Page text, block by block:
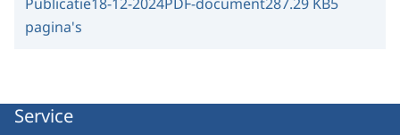
pagina's
Service